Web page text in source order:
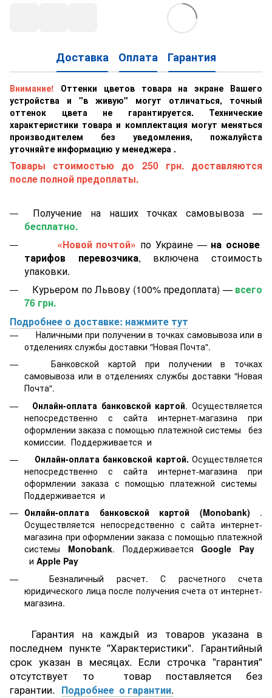
Доставка Оплата Гарантия
Внимание!
Оттенки цветов товара на экране Вашего
устройства и "в живую" могут отличаться, точный
оттенок цвета не гарантируется. Технические
характеристики товара и комплектация могут меняться
производителем без уведомления, пожалуйста
уточняйте информацию у менеджера .
Товары стоимостью до 250 грн. доставляются
после полной предоплаты.
Получение на наших точках самовывоза —
бесплатно.
«Новой почтой» по Украине — на основе
тарифов перевозчика, включена стоимость
упаковки.
Курьером по Львову (100% предоплата) — всего
76 грн.
Подробнее о доставке: нажмите тут
Наличными при получении в точках самовывоза или в
отделениях службы доставки "Новая Почта".
Банковской картой при получении в точках
самовывоза или в отделениях службы доставки "Новая
Почта".
Онлайн-оплата банковской картой. Осуществляется
непосредственно с сайта интернет-магазина при
оформлении заказа с помощью платежной системы
без
комиссии. Поддерживается и
Онлайн-оплата банковской картой. Осуществляется
непосредственно с сайта интернет-магазина при
оформлении заказа с помощью платежной системы
Поддерживается и
Онлайн-оплата банковской картой
(Monobank) .
Осуществляется непосредственно с сайта интернет-
магазина при оформлении заказа с помощью платежной
системы Monobank. ПоддерживаетсяGoogle Pay
и Apple Pay
Безналичный расчет. С расчетного счета
юридического лица после получения счета от интернет-
магазина.
Гарантия на каждый из товаров указана в
последнем пункте "Характеристики". Гарантийный
срок указан в месяцах. Если строчка "гарантия"
отсутствует то товар поставляется без
гарантии. Подробнее о гарантии.